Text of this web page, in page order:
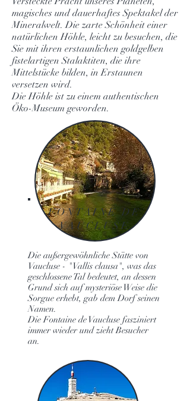
magisches und dauerhaftes Spektakel der
Mineralwelt. Die zarte Schönheit einer
natürlichen Höhle, leicht zu besuchen, die
Sie mit ihren erstaunlichen goldgelben
fistelartigen Stalaktiten, die ihre
Mittelstücke bilden, in Erstaunen
versetzen wird.
Die Höhle ist zu einem authentischen
Öko-Museum geworden.
FONTAINE DE
VAUCLUSE
Die außergewöhnliche Stätte von
Vaucluse - "Vallis clausa", was das
geschlossene Tal bedeutet, an dessen
Grund sich auf mysteriöse Weise die
Sorgue erhebt, gab dem Dorf seinen
Namen.
Die Fontaine de Vaucluse fasziniert
immer wieder und zieht Besucher
an.